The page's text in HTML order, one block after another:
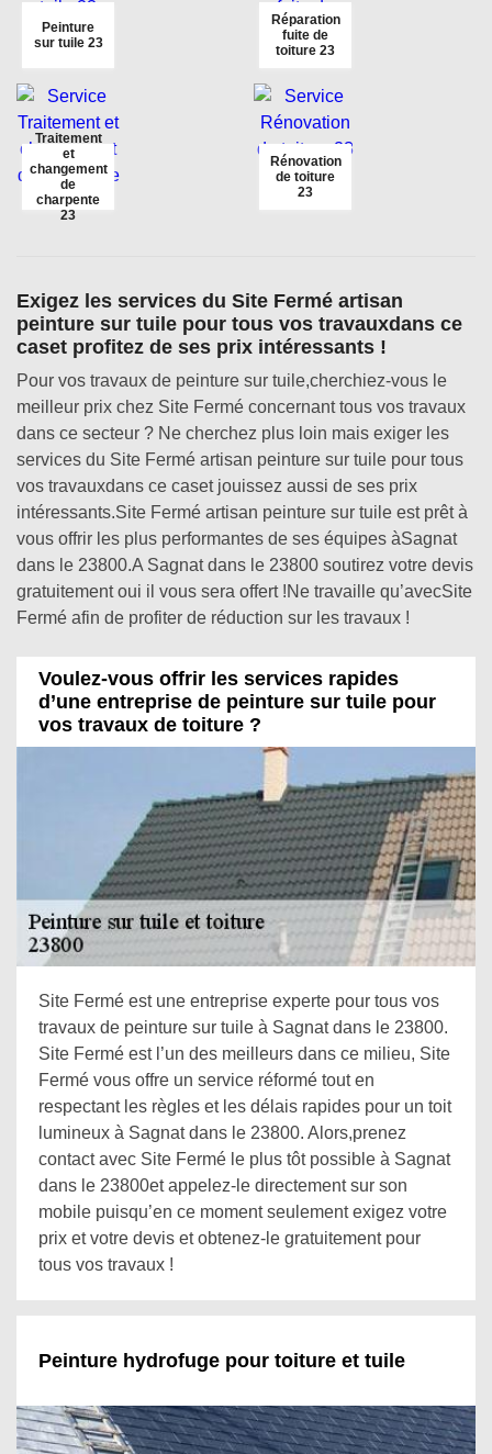
Peinture
sur tuile 23
Réparation
fuite de
toiture 23
Traitement
et
changement
de
charpente
23
Rénovation
de toiture
23
Exigez les services du Site Fermé artisan
peinture sur tuile pour tous vos travauxdans ce
caset profitez de ses prix intéressants !
Pour vos travaux de peinture sur tuile,cherchiez-vous le
meilleur prix chez Site Fermé concernant tous vos travaux
dans ce secteur ? Ne cherchez plus loin mais exiger les
services du Site Fermé artisan peinture sur tuile pour tous
vos travauxdans ce caset jouissez aussi de ses prix
intéressants.Site Fermé artisan peinture sur tuile est prêt à
vous offrir les plus performantes de ses équipes àSagnat
dans le 23800.A Sagnat dans le 23800 soutirez votre devis
gratuitement oui il vous sera offert !Ne travaille qu’avecSite
Fermé afin de profiter de réduction sur les travaux !
Voulez-vous offrir les services rapides
d’une entreprise de peinture sur tuile pour
vos travaux de toiture ?
Site Fermé est une entreprise experte pour tous vos
travaux de peinture sur tuile à Sagnat dans le 23800.
Site Fermé est l’un des meilleurs dans ce milieu, Site
Fermé vous offre un service réformé tout en
respectant les règles et les délais rapides pour un toit
lumineux à Sagnat dans le 23800. Alors,prenez
contact avec Site Fermé le plus tôt possible à Sagnat
dans le 23800et appelez-le directement sur son
mobile puisqu’en ce moment seulement exigez votre
prix et votre devis et obtenez-le gratuitement pour
tous vos travaux !
Peinture hydrofuge pour toiture et tuile